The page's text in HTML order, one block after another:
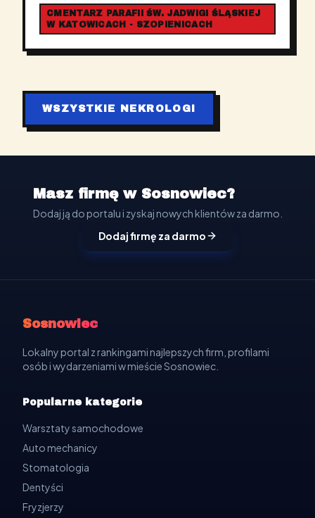
CMENTARZ PARAFII ŚW. JADWIGI ŚLĄSKIEJ
W KATOWICACH - SZOPIENICACH
WSZYSTKIE NEKROLOGI
Masz firmę w Sosnowiec?
Dodaj ją do portalu i zyskaj nowych klientów za darmo.
Dodaj firmę za darmo
Sosnowiec
Lokalny portal z rankingami najlepszych firm, profilami
osób i wydarzeniami w mieście Sosnowiec.
Popularne kategorie
Warsztaty samochodowe
Auto mechanicy
Stomatologia
Dentyści
Fryzjerzy